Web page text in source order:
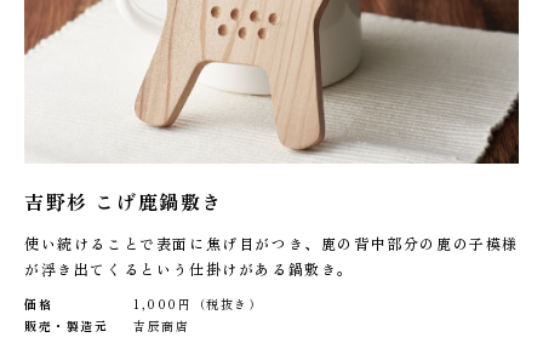
吉野杉 こげ鹿鍋敷き
使い続けることで表面に焦げ目がつき、鹿の背中部分の鹿の子模様
が浮き出てくるという仕掛けがある鍋敷き。
価格
1,000円（税抜き）
販売・製造元
吉辰商店